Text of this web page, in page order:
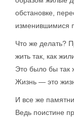
обстановке,
изменившимися
Что же делать?
жить так, как
Это было бы так
Жизнь — это
И все же
Ведь поистине